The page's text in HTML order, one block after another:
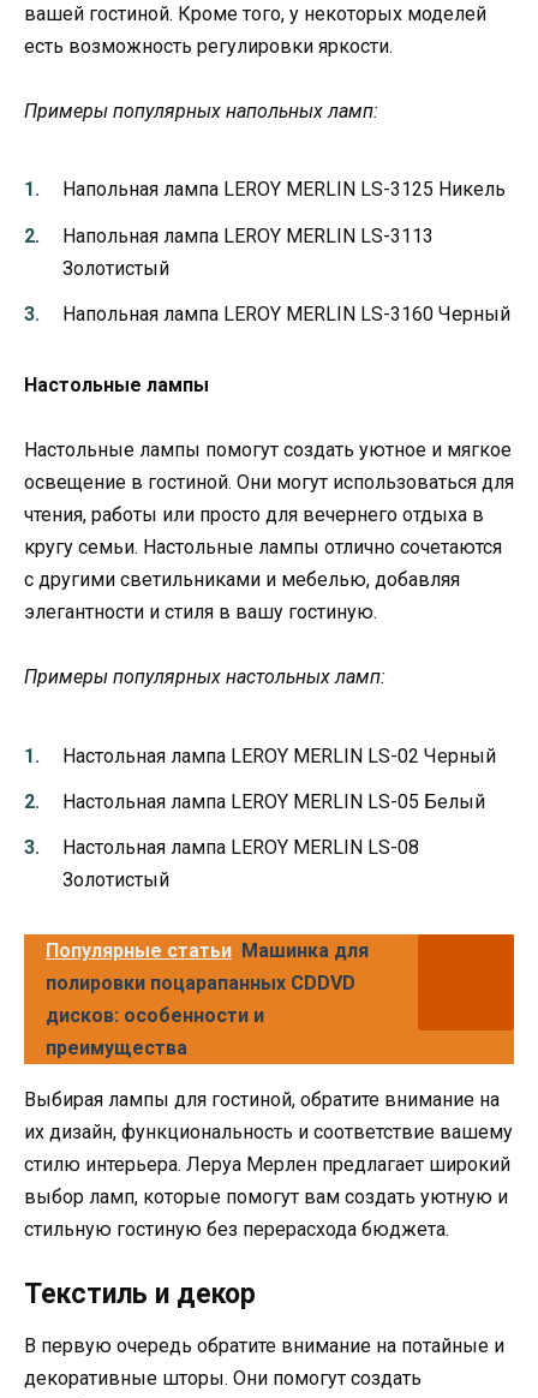
вашей гостиной. Кроме того, у некоторых моделей
есть возможность регулировки яркости.
Примеры популярных напольных ламп:
Напольная лампа LEROY MERLIN LS-3125 Никель
Напольная лампа LEROY MERLIN LS-3113
Золотистый
Напольная лампа LEROY MERLIN LS-3160 Черный
Настольные лампы
Настольные лампы помогут создать уютное и мягкое
освещение в гостиной. Они могут использоваться для
чтения, работы или просто для вечернего отдыха в
кругу семьи. Настольные лампы отлично сочетаются
с другими светильниками и мебелью, добавляя
элегантности и стиля в вашу гостиную.
Примеры популярных настольных ламп:
Настольная лампа LEROY MERLIN LS-02 Черный
Настольная лампа LEROY MERLIN LS-05 Белый
Настольная лампа LEROY MERLIN LS-08
Золотистый
Популярные статьи Машинка для
полировки поцарапанных CDDVD
дисков: особенности и
преимущества
Выбирая лампы для гостиной, обратите внимание на
их дизайн, функциональность и соответствие вашему
стилю интерьера. Леруа Мерлен предлагает широкий
выбор ламп, которые помогут вам создать уютную и
стильную гостиную без перерасхода бюджета.
Текстиль и декор
В первую очередь обратите внимание на потайные и
декоративные шторы. Они помогут создать